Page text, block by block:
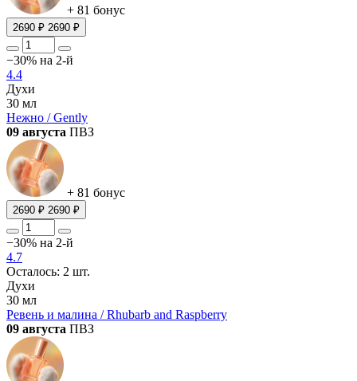
+ 81 бонус
2690 ₽ 2690 ₽
−30% на 2-й
4.4
Духи
30 мл
Нежно / Gently
09 августа ПВЗ
+ 81 бонус
2690 ₽ 2690 ₽
−30% на 2-й
4.7
Осталось: 2 шт.
Духи
30 мл
Ревень и малина / Rhubarb and Raspberry
09 августа ПВЗ